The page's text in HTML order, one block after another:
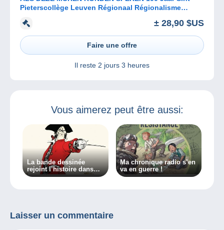
Pieterscollège Leuven Régionaal Régionalisme
± 28,90 $US
Faire une offre
Il reste 2 jours 3 heures
Vous aimerez peut être aussi:
La bande dessinée
rejoint l’histoire dans
ma chronique radio !
Ma chronique radio s’en
va en guerre !
Laisser un commentaire